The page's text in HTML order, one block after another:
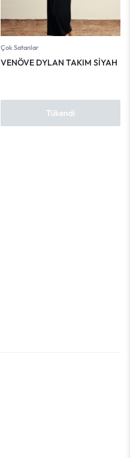
Çok Satanlar
VENÖVE DYLAN TAKIM SİYAH
Tükendi